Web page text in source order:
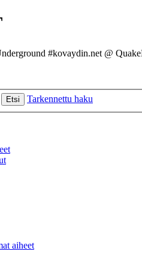
#kovaydin.net @
Etsi Tarkennettu haku
aiheet